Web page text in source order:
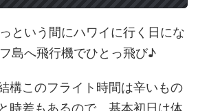
という間にハワイに行く日にな
島へ飛行機でひとっ飛び♪
構このフライト時間は辛いもの
時差もあるので、基本初日は体